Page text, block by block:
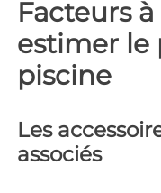
Facteurs
estimer le
piscine
Les
associés